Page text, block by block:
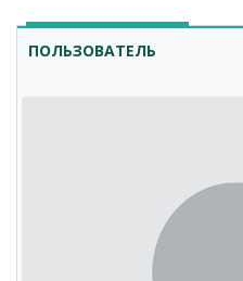
ПОЛЬЗОВАТЕЛЬ